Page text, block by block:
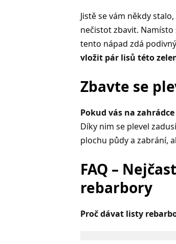
Jistě se vám někdy
nečistot zbavit.
tento nápad zdá
vložit pár lisů této
Zbavte se
Pokud vás na
Díky nim se plevel
plochu půdy a zabrání,
FAQ –
rebarbory
Proč dávat listy